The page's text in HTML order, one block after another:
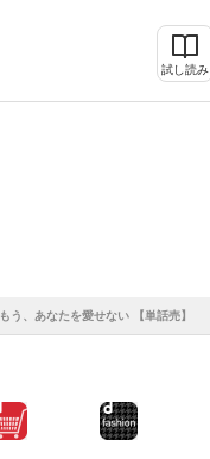
試し読み
もう、あなたを愛せない 【単話売】